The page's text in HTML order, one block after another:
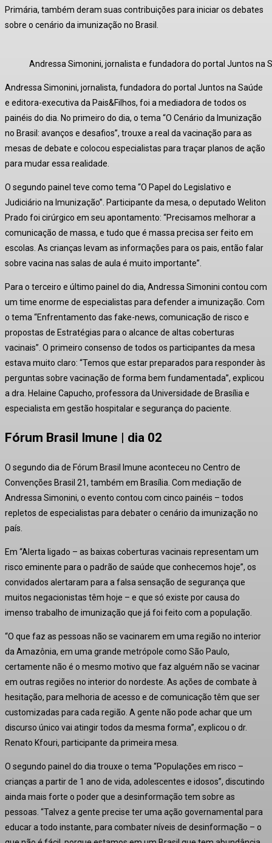
Primária, também deram suas contribuições para iniciar os debates
sobre o cenário da imunização no Brasil.
Andressa Simonini, jornalista e fundadora do portal Juntos na
Andressa Simonini, jornalista, fundadora do portal Juntos na Saúde
e editora-executiva da Pais&Filhos, foi a mediadora de todos os
painéis do dia. No primeiro do dia, o tema “O Cenário da Imunização
no Brasil: avanços e desafios”, trouxe a real da vacinação para as
mesas de debate e colocou especialistas para traçar planos de ação
para mudar essa realidade.
O segundo painel teve como tema “O Papel do Legislativo e
Judiciário na Imunização”. Participante da mesa, o deputado Weliton
Prado foi cirúrgico em seu apontamento: “Precisamos melhorar a
comunicação de massa, e tudo que é massa precisa ser feito em
escolas. As crianças levam as informações para os pais, então falar
sobre vacina nas salas de aula é muito importante”.
Para o terceiro e último painel do dia, Andressa Simonini contou com
um time enorme de especialistas para defender a imunização. Com
o tema “Enfrentamento das fake-news, comunicação de risco e
propostas de Estratégias para o alcance de altas coberturas
vacinais”. O primeiro consenso de todos os participantes da mesa
estava muito claro: “Temos que estar preparados para responder às
perguntas sobre vacinação de forma bem fundamentada”, explicou
a dra. Helaine Capucho, professora da Universidade de Brasília e
especialista em gestão hospitalar e segurança do paciente.
Fórum Brasil Imune | dia 02
O segundo dia de Fórum Brasil Imune aconteceu no Centro de
Convenções Brasil 21, também em Brasília. Com mediação de
Andressa Simonini, o evento contou com cinco painéis – todos
repletos de especialistas para debater o cenário da imunização no
país.
Em “Alerta ligado – as baixas coberturas vacinais representam um
risco eminente para o padrão de saúde que conhecemos hoje”, os
convidados alertaram para a falsa sensação de segurança que
muitos negacionistas têm hoje – e que só existe por causa do
imenso trabalho de imunização que já foi feito com a população.
“O que faz as pessoas não se vacinarem em uma região no interior
da Amazônia, em uma grande metrópole como São Paulo,
certamente não é o mesmo motivo que faz alguém não se vacinar
em outras regiões no interior do nordeste. As ações de combate à
hesitação, para melhoria de acesso e de comunicação têm que ser
customizadas para cada região. A gente não pode achar que um
discurso único vai atingir todos da mesma forma”, explicou o dr.
Renato Kfouri, participante da primeira mesa.
O segundo painel do dia trouxe o tema “Populações em risco –
crianças a partir de 1 ano de vida, adolescentes e idosos”, discutindo
ainda mais forte o poder que a desinformação tem sobre as
pessoas. “Talvez a gente precise ter uma ação governamental para
educar a todo instante, para combater níveis de desinformação – o